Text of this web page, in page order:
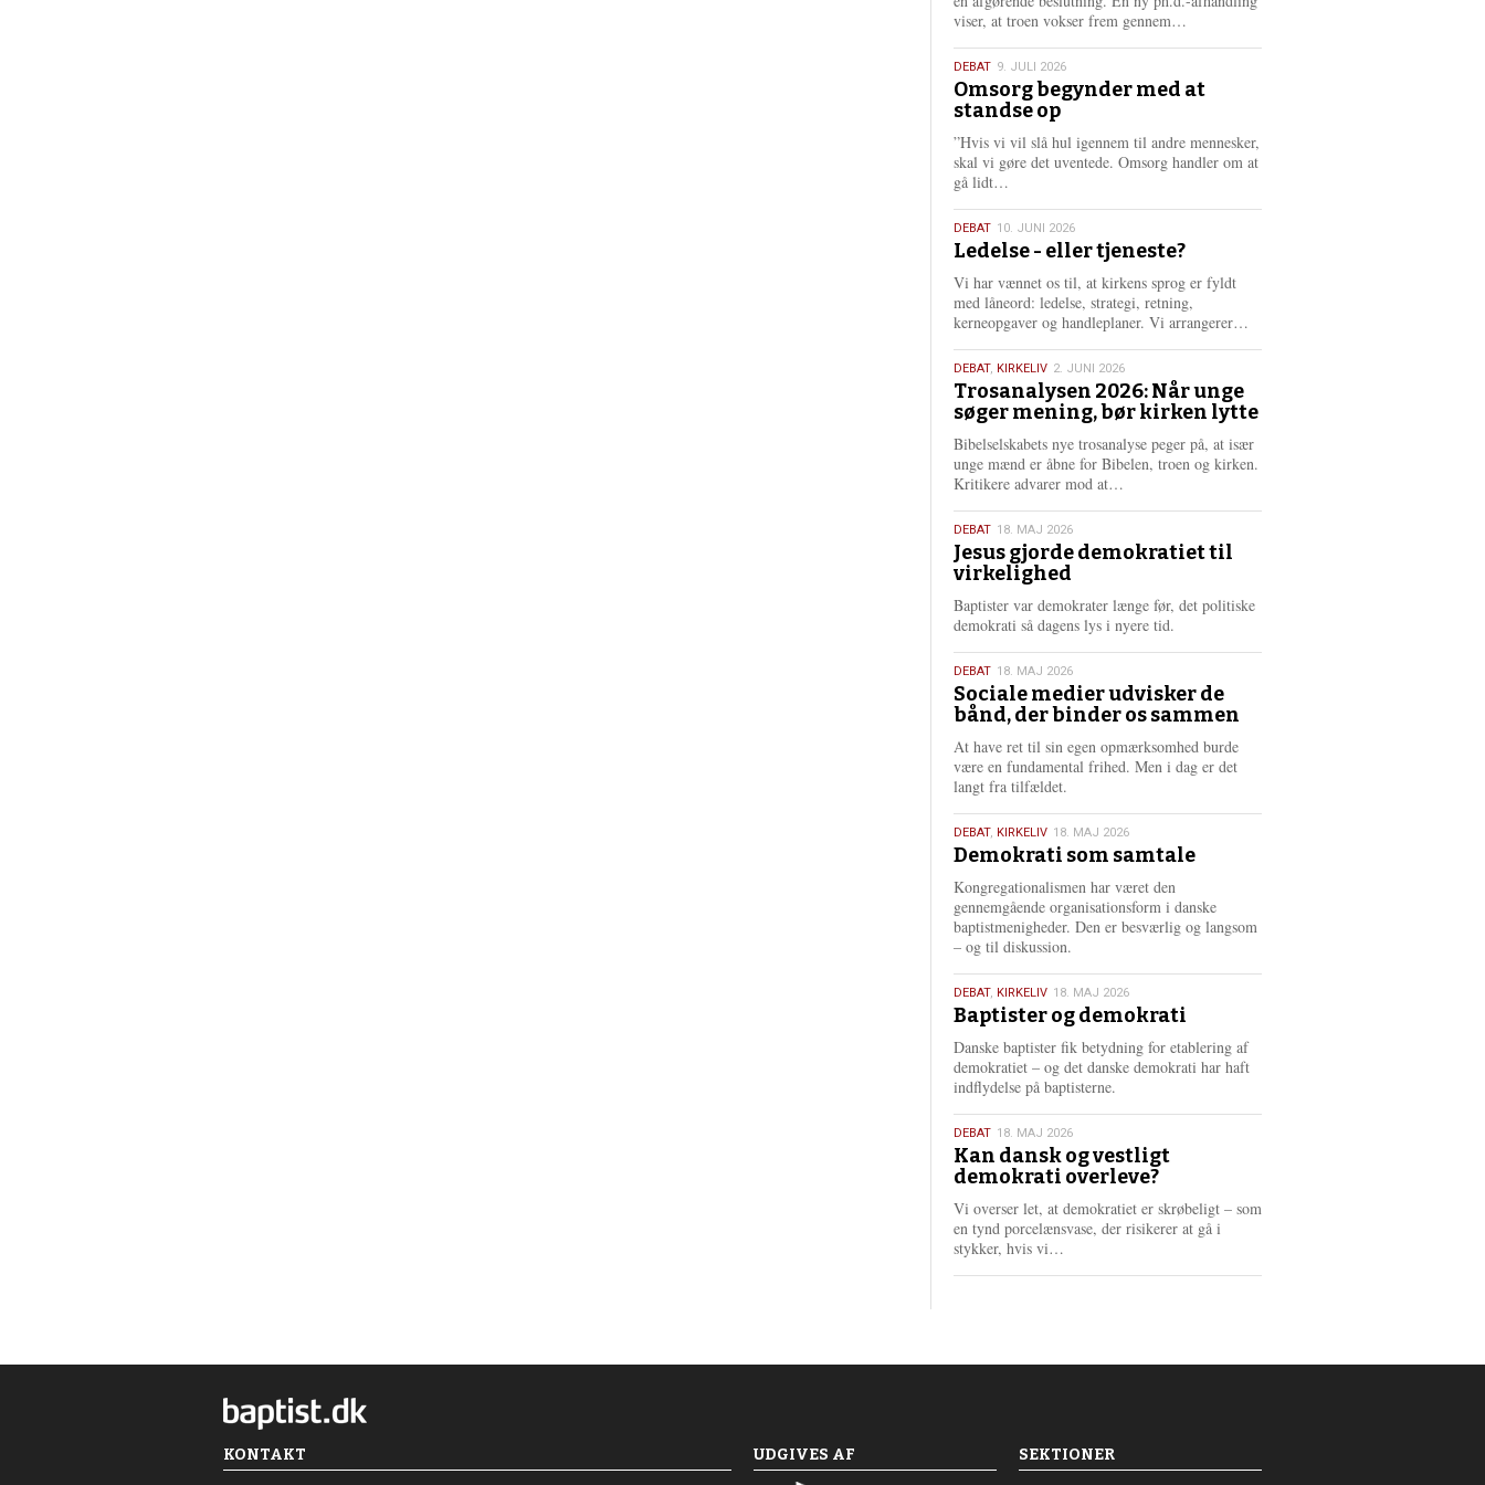
viser, at troen vokser frem gennem…
e
e
9.
juli
2026
DEBAT 9. JULI 2026
Omsorg begynder med at
standse op
”Hvis vi vil slå hul igennem til andre mennesker,
skal vi gøre det uventede. Omsorg handler om at
gå lidt…
s
e
r
e
10.
juni
2026
DEBAT 10. JUNI 2026
Ledelse - eller tjeneste?
Vi har vænnet os til, at kirkens sprog er fyldt
med låneord: ledelse, strategi, retning,
kerneopgaver og handleplaner. Vi arrangerer…
r
e
2.
juni
2026
DEBAT, KIRKELIV 2. JUNI 2026
Trosanalysen 2026: Når unge
søger mening, bør kirken lytte
Bibelselskabets nye trosanalyse peger på, at især
unge mænd er åbne for Bibelen, troen og kirken.
Kritikere advarer mod at…
e
e
18.
maj
2026
DEBAT 18. MAJ 2026
Jesus gjorde demokratiet til
virkelighed
Baptister var demokrater længe før, det politiske
demokrati så dagens lys i nyere tid.
18.
maj
2026
DEBAT 18. MAJ 2026
Sociale medier udvisker de
bånd, der binder os sammen
At have ret til sin egen opmærksomhed burde
være en fundamental frihed. Men i dag er det
langt fra tilfældet.
18.
maj
2026
DEBAT, KIRKELIV 18. MAJ 2026
Demokrati som samtale
Kongregationalismen har været den
gennemgående organisationsform i danske
baptistmenigheder. Den er besværlig og langsom
– og til diskussion.
18.
maj
2026
DEBAT, KIRKELIV 18. MAJ 2026
Baptister og demokrati
Danske baptister fik betydning for etablering af
demokratiet – og det danske demokrati har haft
indflydelse på baptisterne.
18.
maj
2026
DEBAT 18. MAJ 2026
Kan dansk og vestligt
demokrati overleve?
Vi overser let, at demokratiet er skrøbeligt – som
en tynd porcelænsvase, der risikerer at gå i
stykker, hvis vi…
e
KONTAKT UDGIVES AF SEKTIONER